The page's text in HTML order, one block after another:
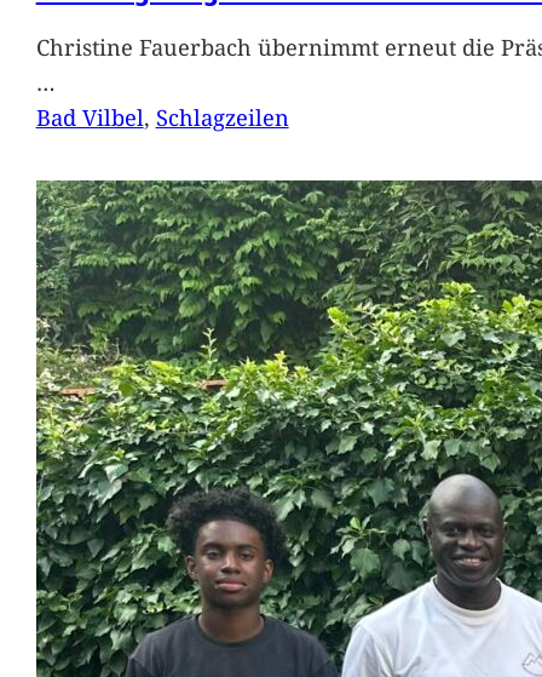
Christine Fauerbach übernimmt erneut die
…
Bad Vilbel, Schlagzeilen